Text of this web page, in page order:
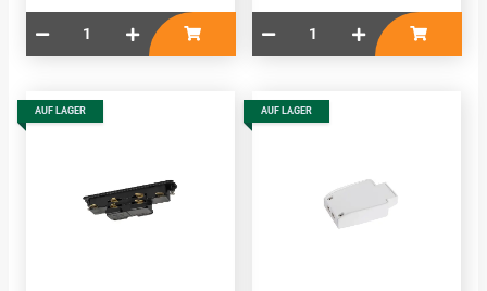
AUF LAGER AUF LAGER